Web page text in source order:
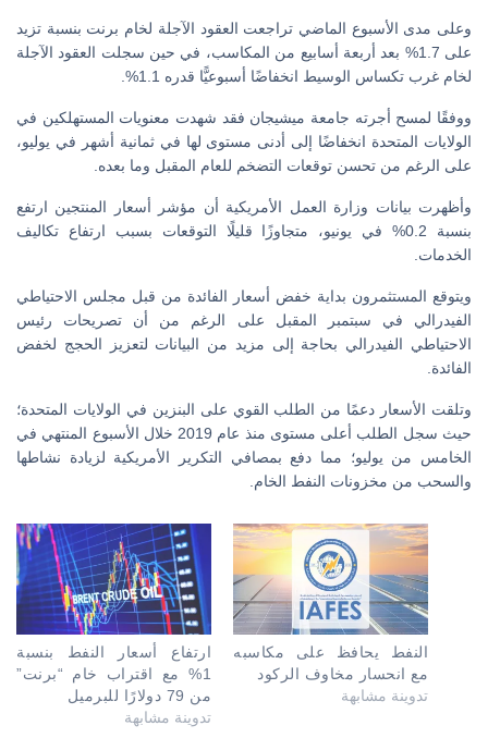
وعلى مدى الأسبوع الماضي تراجعت العقود الآجلة لخام برنت بنسبة تزيد
على 1.7% بعد أربعة أسابيع من المكاسب، في حين سجلت العقود الآجلة
لخام غرب تكساس الوسيط انخفاضًا أسبوعيًّا قدره 1.1%.
ووفقًا لمسح أجرته جامعة ميشيجان فقد شهدت معنويات المستهلكين في
الولايات المتحدة انخفاضًا إلى أدنى مستوى لها في ثمانية أشهر في يوليو،
على الرغم من تحسن توقعات التضخم للعام المقبل وما بعده.
وأظهرت بيانات وزارة العمل الأمريكية أن مؤشر أسعار المنتجين ارتفع
بنسبة 0.2% في يونيو، متجاوزًا قليلًا التوقعات بسبب ارتفاع تكاليف
الخدمات.
ويتوقع المستثمرون بداية خفض أسعار الفائدة من قبل مجلس الاحتياطي
الفيدرالي في سبتمبر المقبل على الرغم من أن تصريحات رئيس
الاحتياطي الفيدرالي بحاجة إلى مزيد من البيانات لتعزيز الحجج لخفض
الفائدة.
وتلقت الأسعار دعمًا من الطلب القوي على البنزين في الولايات المتحدة؛
حيث سجل الطلب أعلى مستوى منذ عام 2019 خلال الأسبوع المنتهي في
الخامس من يوليو؛ مما دفع بمصافي التكرير الأمريكية لزيادة نشاطها
والسحب من مخزونات النفط الخام.
ارتفاع أسعار النفط بنسبة
1% مع اقتراب خام “برنت”
من 79 دولارًا للبرميل
تدوينة مشابهة
النفط يحافظ على مكاسبه
مع انحسار مخاوف الركود
تدوينة مشابهة